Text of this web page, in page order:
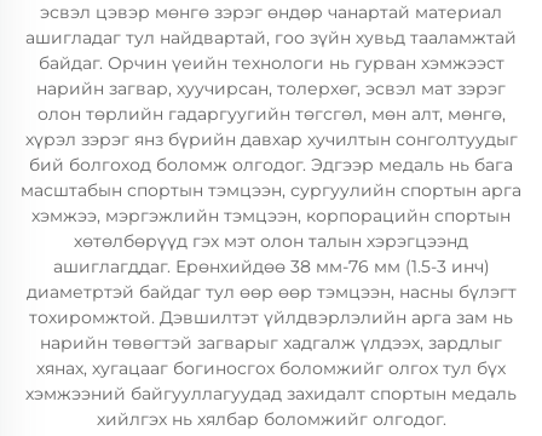
эсвэл цэвэр мөнгө зэрэг өндөр чанартай материал
ашигладаг тул найдвартай, гоо зүйн хувьд тааламжтай
байдаг. Орчин үеийн технологи нь гурван хэмжээст
нарийн загвар, хуучирсан, толерхөг, эсвэл мат зэрэг
олон төрлийн гадаргуугийн төгсгөл, мөн алт, мөнгө,
хүрэл зэрэг янз бүрийн давхар хучилтын сонголтуудыг
бий болгоход боломж олгодог. Эдгээр медаль нь бага
масштабын спортын тэмцээн, сургуулийн спортын арга
хэмжээ, мэргэжлийн тэмцээн, корпорацийн спортын
хөтөлбөрүүд гэх мэт олон талын хэрэгцээнд
ашиглагддаг. Ерөнхийдөө 38 мм-76 мм (1.5-3 инч)
диаметртэй байдаг тул өөр өөр тэмцээн, насны бүлэгт
тохиромжтой. Дэвшилтэт үйлдвэрлэлийн арга зам нь
нарийн төвөгтэй загварыг хадгалж үлдээх, зардлыг
хянах, хугацааг богиносгох боломжийг олгох тул бүх
хэмжээний байгууллагуудад захидалт спортын медаль
хийлгэх нь хялбар боломжийг олгодог.